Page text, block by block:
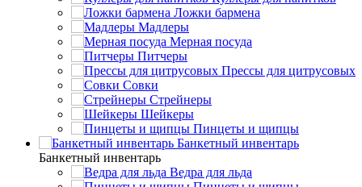
Ложки бармена
Мадлеры
Мерная посуда
Питчеры
Прессы для цитрусовых
Совки
Стрейнеры
Шейкеры
Пинцеты и щипцы
Банкетный инвентарь
Банкетный инвентарь
Ведра для льда